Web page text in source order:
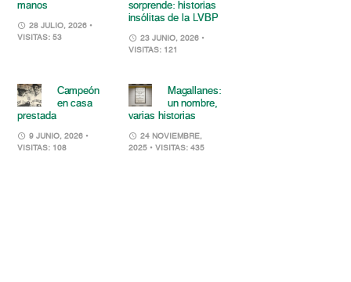
manos
28 JULIO, 2026 •
VISITAS: 53
sorprende: historias
insólitas de la LVBP
23 JUNIO, 2026 •
VISITAS: 121
Campeón
en casa
prestada
9 JUNIO, 2026 •
VISITAS: 108
Magallanes:
un nombre,
varias historias
24 NOVIEMBRE,
2025 • VISITAS: 435